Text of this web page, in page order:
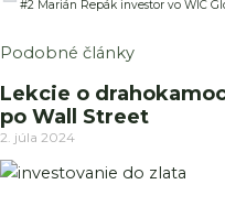
Podobné články
Lekcie o
po Wall Street
2. júla 2024